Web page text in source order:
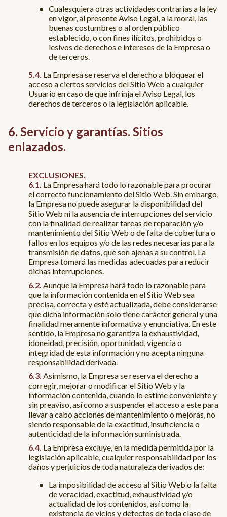
Cualesquiera otras actividades contrarias a la ley
en vigor, al presente Aviso Legal, a la moral, las
buenas costumbres o al orden público
establecido, o con fines ilícitos, prohibidos o
lesivos de derechos e intereses de la Empresa o
de terceros.
La Empresa se reserva el derecho a bloquear el
acceso a ciertos servicios del Sitio Web a cualquier
Usuario en caso de que infrinja el Aviso Legal, los
derechos de terceros o la legislación aplicable.
Servicio y garantías. Sitios
enlazados.
EXCLUSIONES.
La Empresa hará todo lo razonable para procurar
el correcto funcionamiento del Sitio Web. Sin embargo,
la Empresa no puede asegurar la disponibilidad del
Sitio Web ni la ausencia de interrupciones del servicio
con la finalidad de realizar tareas de reparación y/o
mantenimiento del Sitio Web o de falta de cobertura o
fallos en los equipos y/o de las redes necesarias para la
transmisión de datos, que son ajenas a su control. La
Empresa tomará las medidas adecuadas para reducir
dichas interrupciones.
Aunque la Empresa hará todo lo razonable para
que la información contenida en el Sitio Web sea
precisa, correcta y esté actualizada, debe considerarse
que dicha información solo tiene carácter general y una
finalidad meramente informativa y enunciativa. En este
sentido, la Empresa no garantiza la exhaustividad,
idoneidad, precisión, oportunidad, vigencia o
integridad de esta información y no acepta ninguna
responsabilidad derivada.
Asimismo, la Empresa se reserva el derecho a
corregir, mejorar o modificar el Sitio Web y la
información contenida, cuando lo estime conveniente y
sin preaviso, así como a suspender el acceso a este para
llevar a cabo acciones de mantenimiento o mejoras, no
siendo responsable de la exactitud, insuficiencia o
autenticidad de la información suministrada.
La Empresa excluye, en la medida permitida por la
legislación aplicable, cualquier responsabilidad por los
daños y perjuicios de toda naturaleza derivados de:
La imposibilidad de acceso al Sitio Web o la falta
de veracidad, exactitud, exhaustividad y/o
actualidad de los contenidos, así como la
existencia de vicios y defectos de toda clase de